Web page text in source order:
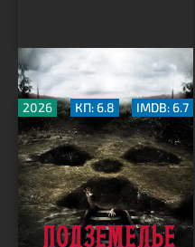
Подземелье мертвых
2026 КП: 6.8 IMDB: 6.7